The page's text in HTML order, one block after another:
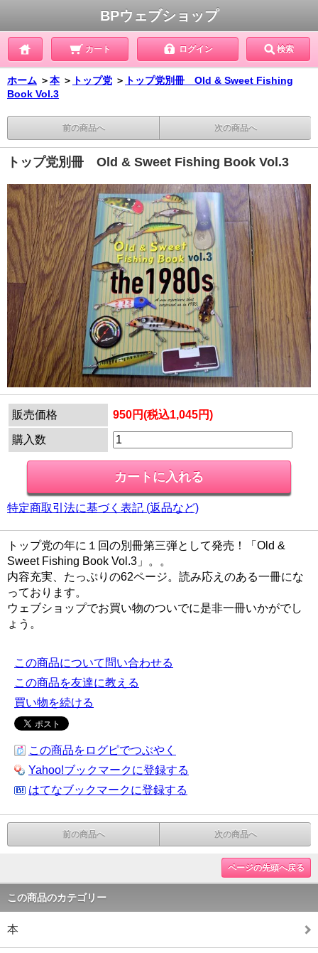
BPウェブショップ
カート ログイン 検索
ホーム ＞本 ＞ トップ党 ＞ トップ党別冊 Old & Sweet Fishing
Book Vol.3
前の商品へ 次の商品へ
トップ党別冊 Old & Sweet Fishing Book Vol.3
販売価格 950円(税込1,045円)
購入数
特定商取引法に基づく表記 (返品など)
トップ党の年に１回の別冊第三弾として発売！「Old &
Sweet Fishing Book Vol.3」。。
内容充実、たっぷりの62ページ。読み応えのある一冊にな
っております。
ウェブショップでお買い物のついでに是非一冊いかがでし
ょう。
この商品について問い合わせる
この商品を友達に教える
買い物を続ける
この商品をログピでつぶやく
Yahoo!ブックマークに登録する
はてなブックマークに登録する
前の商品へ 次の商品へ
ページの先頭へ戻る
この商品のカテゴリー
本